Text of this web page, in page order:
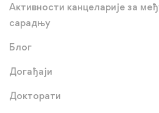
Активности канцеларије за
сарадњу
Блог
Догађаји
Докторати